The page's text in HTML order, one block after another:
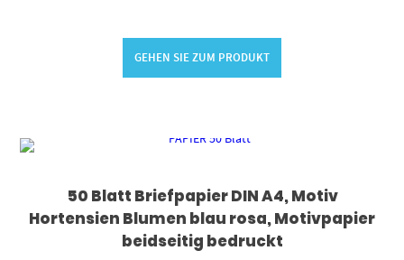
GEHEN SIE ZUM PRODUKT
50 Blatt Briefpapier DIN A4, Motiv
Hortensien Blumen blau rosa, Motivpapier
beidseitig bedruckt